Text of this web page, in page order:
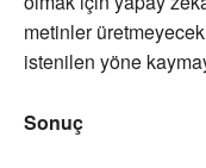
metinler
istenilen yöne
Sonuç